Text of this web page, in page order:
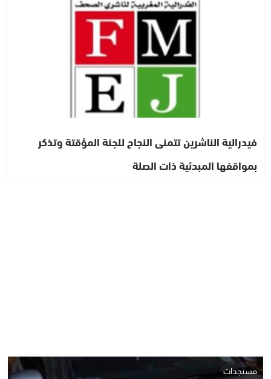
فيدرالية الناشرين تتمنى النجاح للجنة المؤقتة وتذكر
بمواقفها المبدئية ذات الصلة
مستجدات